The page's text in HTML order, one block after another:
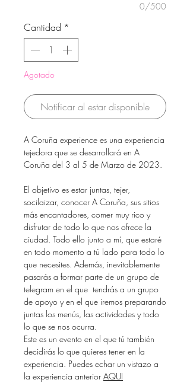
0/500
Cantidad *
Agotado
Notificar al estar disponible
A Coruña experience es una experiencia
tejedora que se desarrollará en A
Coruña del 3 al 5 de Marzo de 2023.
El objetivo es estar juntas, tejer,
socilaizar, conocer A Coruña, sus sitios
más encantadores, comer muy rico y
disfrutar de todo lo que nos ofrece la
ciudad. Todo ello junto a mí, que estaré
en todo momento a tú lado para todo lo
que necesites. Además, inevitablemente
pasarás a formar parte de un grupo de
telegram en el que tendrás a un grupo
de apoyo y en el que iremos preparando
juntas los menús, las actividades y todo
lo que se nos ocurra.
Este es un evento en el que tú también
decidirás lo que quieres tener en la
experiencia. Puedes echar un vistazo a
la experiencia anterior AQUI